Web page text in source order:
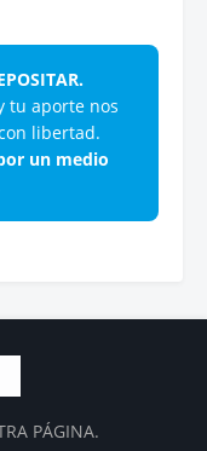
tu aporte nos
libertad.
un medio
PÁGINA.